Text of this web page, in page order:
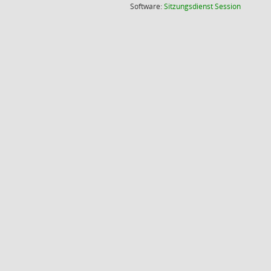
Software:SitzungsdienstSession(Wird in